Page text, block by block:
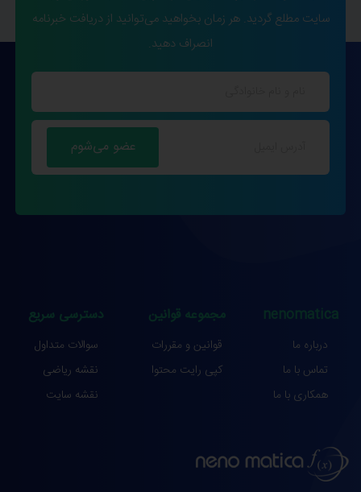
سایت مطلع گردید. هر زمان بخواهید می‌توانید از دریافت خبرنامه
انصراف دهید.
nenomatica
درباره ما
تماس با ما
همکاری با ما
مجموعه قوانین
قوانین و مقررات
کپی رایت محتوا
دسترسی سریع
سوالات متداول
نقشه ریاضی
نقشه سایت